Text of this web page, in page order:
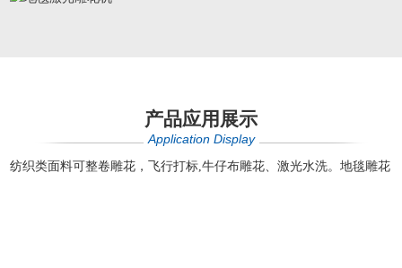
产品应用展示
Application Display
纺织类面料可整卷雕花，飞行打标,牛仔布雕花、激光水洗。地毯雕花